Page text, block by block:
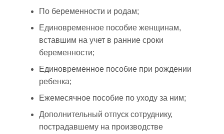
По беременности и родам;
Единовременное пособие женщинам,
вставшим на учет в ранние сроки
беременности;
Единовременное пособие при рождении
ребенка;
Ежемесячное пособие по уходу за ним;
Дополнительный отпуск сотруднику,
пострадавшему на производстве